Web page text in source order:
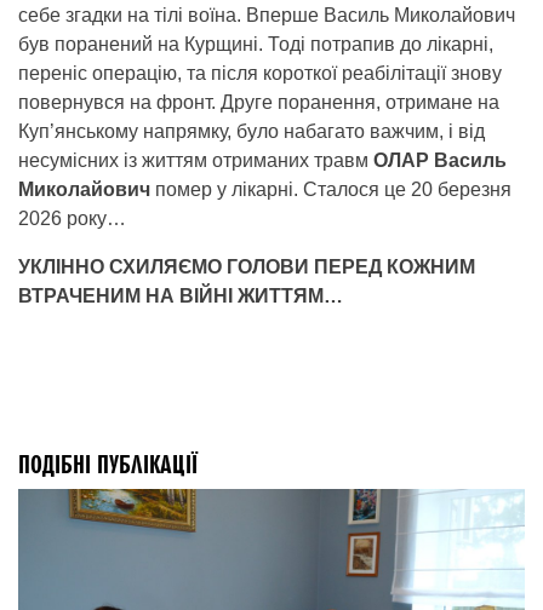
себе згадки на тілі воїна. Вперше Василь Миколайович
був поранений на Курщині. Тоді потрапив до лікарні,
переніс операцію, та після короткої реабілітації знову
повернувся на фронт. Друге поранення, отримане на
Куп’янському напрямку, було набагато важчим, і від
несумісних із життям отриманих травм ОЛАР Василь
Миколайович помер у лікарні. Сталося це 20 березня
2026 року…
УКЛІННО СХИЛЯЄМО ГОЛОВИ ПЕРЕД КОЖНИМ
ВТРАЧЕНИМ НА ВІЙНІ ЖИТТЯМ…
ПОДІБНІ ПУБЛІКАЦІЇ